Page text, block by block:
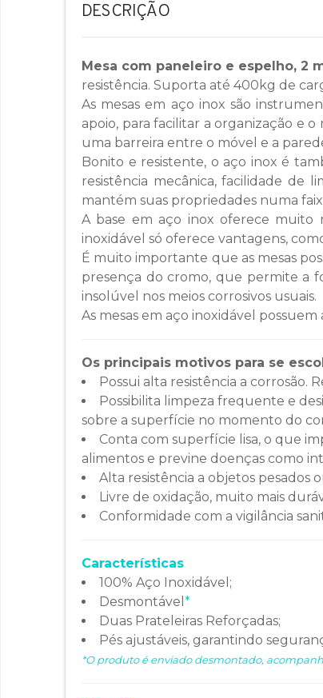
DESCRIÇÃO
Mesa com paneleiro e espelho, 2
resistência. Suporta até 400kg de
As mesas em aço inox são
apoio, para facilitar a organização e
uma barreira entre o móvel e a
Bonito e resistente, o aço inox é
resistência mecânica, facilidade de
mantém suas propriedades numa
A base em aço inox oferece muito
inoxidável só oferece vantagens,
É muito importante que as mesas
presença do cromo, que permite a
insolúvel nos meios corrosivos usuais.
As mesas em aço inoxidável
Os principais motivos para se
Possui alta resistência a corrosão.
Possibilita limpeza frequente e
sobre a superfície no momento do
Conta com superfície lisa, o que
alimentos e previne doenças como
Alta resistência a objetos pesados
Livre de oxidação, muito mais
Conformidade com a vigilância
Características
100% Aço Inoxidável;
Desmontável *
Duas Prateleiras Reforçadas;
Pés ajustáveis, garantindo
*O produto é enviado desmontado,